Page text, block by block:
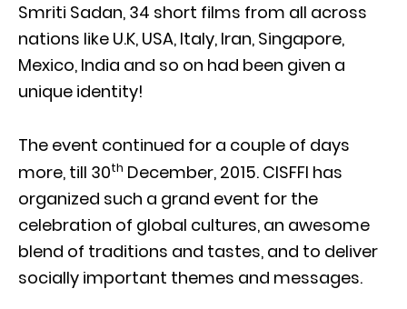
Smriti Sadan, 34 short films from all across
nations like U.K, USA, Italy, Iran, Singapore,
Mexico, India and so on had been given a
unique identity!
The event continued for a couple of days
more, till 30th December, 2015. CISFFI has
organized such a grand event for the
celebration of global cultures, an awesome
blend of traditions and tastes, and to deliver
socially important themes and messages.